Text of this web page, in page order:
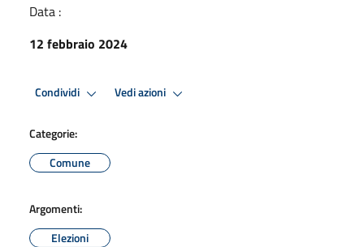
Data :
12 febbraio 2024
Condividi Vedi azioni
Categorie:
Comune
Argomenti:
Elezioni